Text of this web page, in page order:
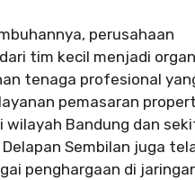
perusahaan
tim kecil menjadi
tenaga profesional
pemasaran
wilayah Bandung dan
Sembilan juga
penghargaan di